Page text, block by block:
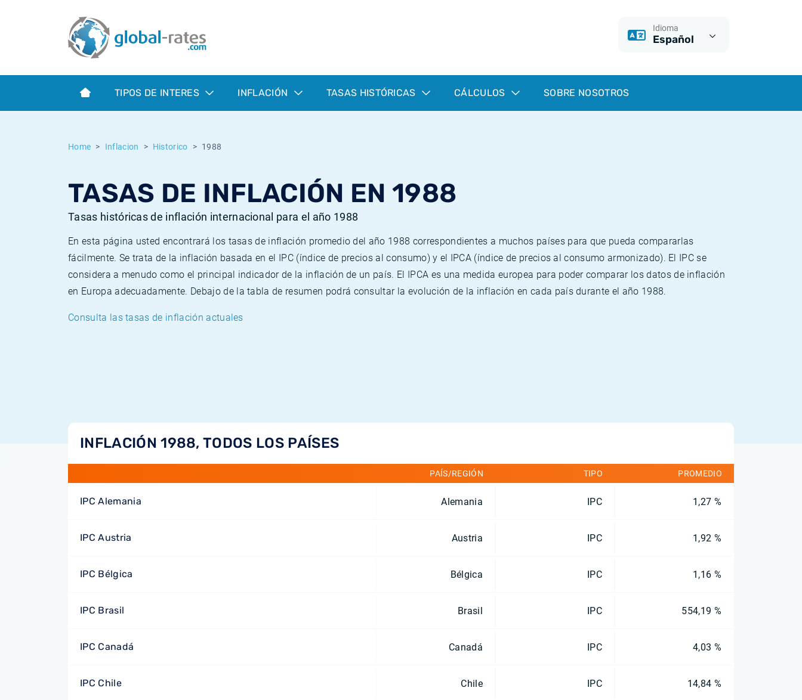
Idioma
Español
TIPOS DE INTERES INFLACIÓN TASAS HISTÓRICAS CÁLCULOS SOBRE NOSOTROS
Home Inflacion Historico 1988
TASAS DE INFLACIÓN EN 1988
Tasas históricas de inflación internacional para el año 1988
En esta página usted encontrará los tasas de inflación promedio del año 1988 correspondientes a muchos países para que pueda compararlas
fácilmente. Se trata de la inflación basada en el IPC (índice de precios al consumo) y el IPCA (índice de precios al consumo armonizado). El IPC se
considera a menudo como el principal indicador de la inflación de un país. El IPCA es una medida europea para poder comparar los datos de inflación
en Europa adecuadamente. Debajo de la tabla de resumen podrá consultar la evolución de la inflación en cada país durante el año 1988.
Consulta las tasas de inflación actuales
INFLACIÓN 1988, TODOS LOS PAÍSES
PAÍS/REGIÓN TIPO PROMEDIO
IPC Alemania Alemania IPC 1,27 %
IPC Austria Austria IPC 1,92 %
IPC Bélgica Bélgica IPC 1,16 %
IPC Brasil Brasil IPC 554,19 %
IPC Canadá Canadá IPC 4,03 %
IPC Chile Chile IPC 14,84 %
Term SOFR
¿Qué es la inflación IPC?
¿Qué es la inflación IPCA?
Inflación Mexicano - IPC
Euribor - histórico
ESTER - histórico
Calculadora de inflación